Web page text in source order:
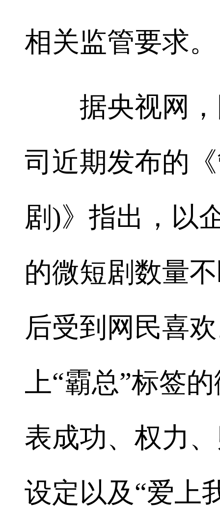
相关监管要求。
据央视网，
司近期发布的
剧)》指出，以
的微短剧数量
后受到网民喜
上“霸总”标签
表成功、权力
设定以及“爱上